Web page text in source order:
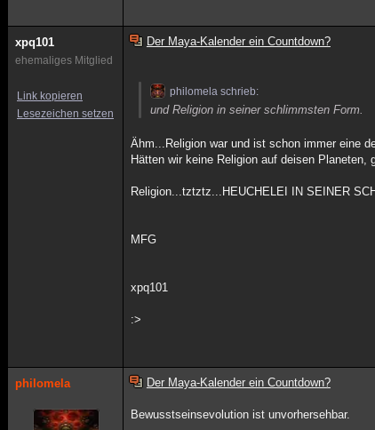
xpq101
ehemaliges Mitglied
Link kopieren
Lesezeichen setzen
Der Maya-Kalender ein Countdown?
philomela schrieb:
und Religion in seiner schlimmsten Form.
Ähm...Religion war und ist schon immer eine
Hätten wir keine Religion auf deisen
Religion...tztztz...HEUCHELEI IN SEINER
MFG
xpq101
:>
philomela Der Maya-Kalender ein Countdown?
Bewusstseinsevolution ist unvorhersehbar.